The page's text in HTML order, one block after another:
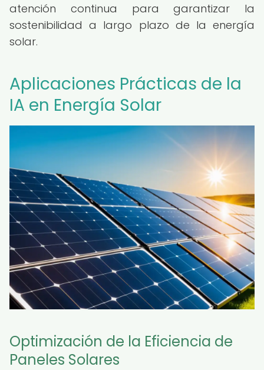
atención continua para garantizar la
sostenibilidad a largo plazo de la energía
solar.
Aplicaciones Prácticas de la
IA en Energía Solar
Optimización de la Eficiencia de
Paneles Solares